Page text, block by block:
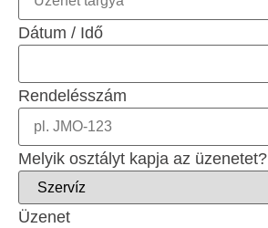
Dátum / Idő
Rendelésszám
Melyik osztályt kapja az üzenetet?
Üzenet